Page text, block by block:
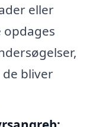
eller
bliver